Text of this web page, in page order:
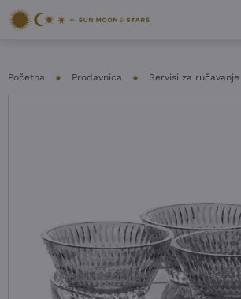
Početna Prodavnica Servisi za ručavanje